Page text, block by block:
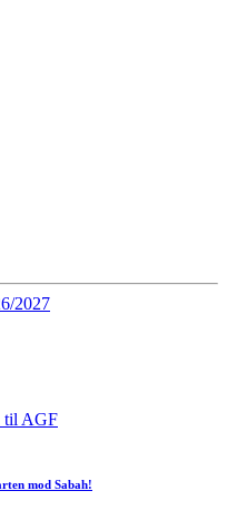
2027
til AGF
mod Sabah!